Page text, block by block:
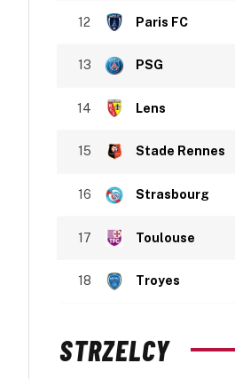
12 Paris FC
13 PSG
14 Lens
15 Stade Rennes
16 Strasbourg
17 Toulouse
18 Troyes
STRZELCY